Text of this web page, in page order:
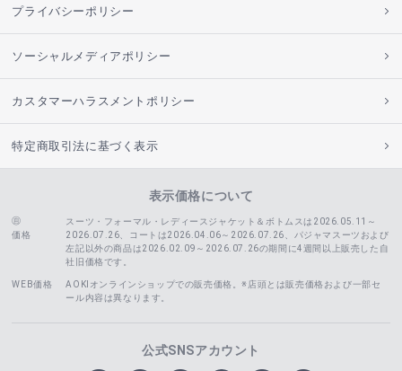
プライバシーポリシー
ソーシャルメディアポリシー
カスタマーハラスメントポリシー
特定商取引法に基づく表示
表示価格について
価格
スーツ・フォーマル・レディースジャケット＆ボトムスは2026.05.11～
2026.07.26、コートは2026.04.06～2026.07.26、
パジャマスーツおよび
左記以外の商品は2026.02.09～2026.07.26の期間に4週間以上販売した自
社旧価格です。
WEB価格
AOKIオンラインショップでの販売価格。※店頭とは販売価格および一部セ
ール内容は異なります。
公式SNSアカウント